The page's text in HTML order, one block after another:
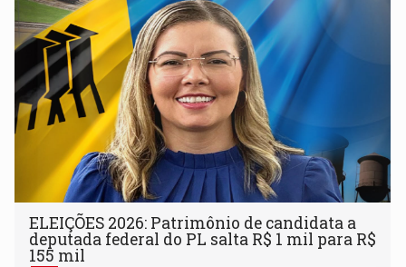
ELEIÇÕES 2026: Patrimônio de candidata a
deputada federal do PL salta R$ 1 mil para R$
155 mil